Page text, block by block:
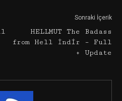
Sonraki İçerik
HELLMUT The Badass
from Hell İndir – Full
+ Update